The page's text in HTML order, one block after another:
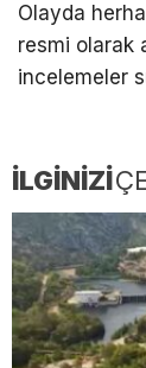
Olayda
resmi olarak
incelemeler
İLGİNİZİ